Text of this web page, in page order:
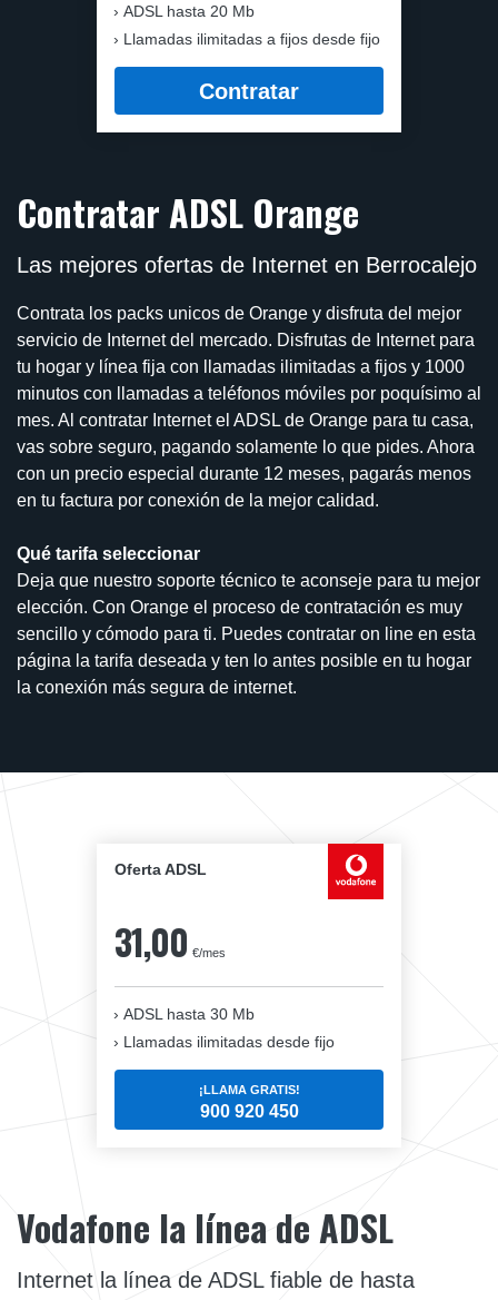
ADSL hasta 20 Mb
Llamadas ilimitadas a fijos desde fijo
Contratar
Contratar ADSL Orange
Las mejores ofertas de Internet en Berrocalejo
Contrata los packs unicos de Orange y disfruta del mejor
servicio de Internet del mercado. Disfrutas de Internet para
tu hogar y línea fija con llamadas ilimitadas a fijos y 1000
minutos con llamadas a teléfonos móviles por poquísimo al
mes. Al contratar Internet el ADSL de Orange para tu casa,
vas sobre seguro, pagando solamente lo que pides. Ahora
con un precio especial durante 12 meses, pagarás menos
en tu factura por conexión de la mejor calidad.
Qué tarifa seleccionar
Deja que nuestro soporte técnico te aconseje para tu mejor
elección. Con Orange el proceso de contratación es muy
sencillo y cómodo para ti. Puedes contratar on line en esta
página la tarifa deseada y ten lo antes posible en tu hogar
la conexión más segura de internet.
Oferta ADSL
31,00 €/mes
ADSL hasta 30 Mb
Llamadas ilimitadas desde fijo
¡LLAMA GRATIS!
900 920 450
Vodafone la línea de ADSL
Internet la línea de ADSL fiable de hasta